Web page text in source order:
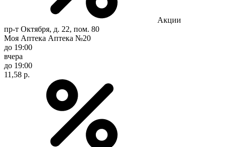
Акции
пр-т Октября, д. 22, пом. 80
Моя Аптека Аптека №20
до 19:00
вчера
до 19:00
11,58 р.